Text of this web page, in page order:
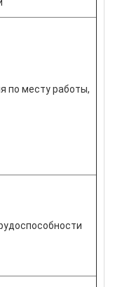
по месту работы,